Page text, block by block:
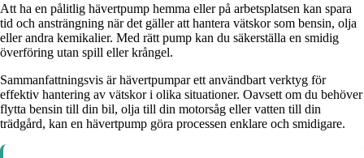
Att ha en pålitlig hävertpump hemma eller på arbetsplatsen kan spara
tid och ansträngning när det gäller att hantera vätskor som bensin, olja
eller andra kemikalier. Med rätt pump kan du säkerställa en smidig
överföring utan spill eller krångel.
Sammanfattningsvis är hävertpumpar ett användbart verktyg för
effektiv hantering av vätskor i olika situationer. Oavsett om du behöver
flytta bensin till din bil, olja till din motorsåg eller vatten till din
trädgård, kan en hävertpump göra processen enklare och smidigare.